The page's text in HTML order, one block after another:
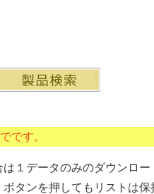
です。
１データのみのダウンロー
タンを押してもリストは保